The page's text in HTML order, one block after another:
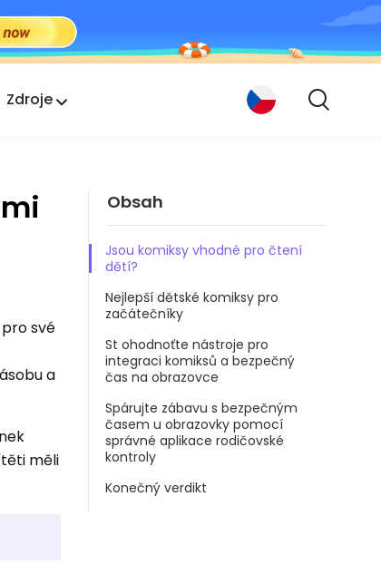
Zdroje
své
a
měli
Obsah
Jsou komiksy vhodné pro čtení
dětí?
Nejlepší dětské komiksy pro
začátečníky
St ohodnoťte nástroje pro
integraci komiksů a bezpečný
čas na obrazovce
Spárujte zábavu s bezpečným
časem u obrazovky pomocí
správné aplikace rodičovské
kontroly
Konečný verdikt